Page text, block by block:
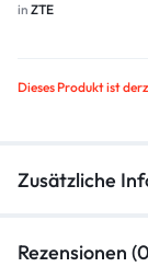
in ZTE
Dieses Produkt ist
Zusätzliche
Rezensionen